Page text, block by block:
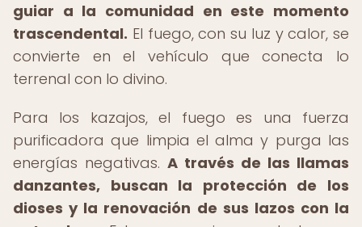
guiar a la comunidad en este momento
trascendental. El fuego, con su luz y calor, se
convierte en el vehículo que conecta lo
terrenal con lo divino.
Para los kazajos, el fuego es una fuerza
purificadora que limpia el alma y purga las
energías negativas. A través de las llamas
danzantes, buscan la protección de los
dioses y la renovación de sus lazos con la